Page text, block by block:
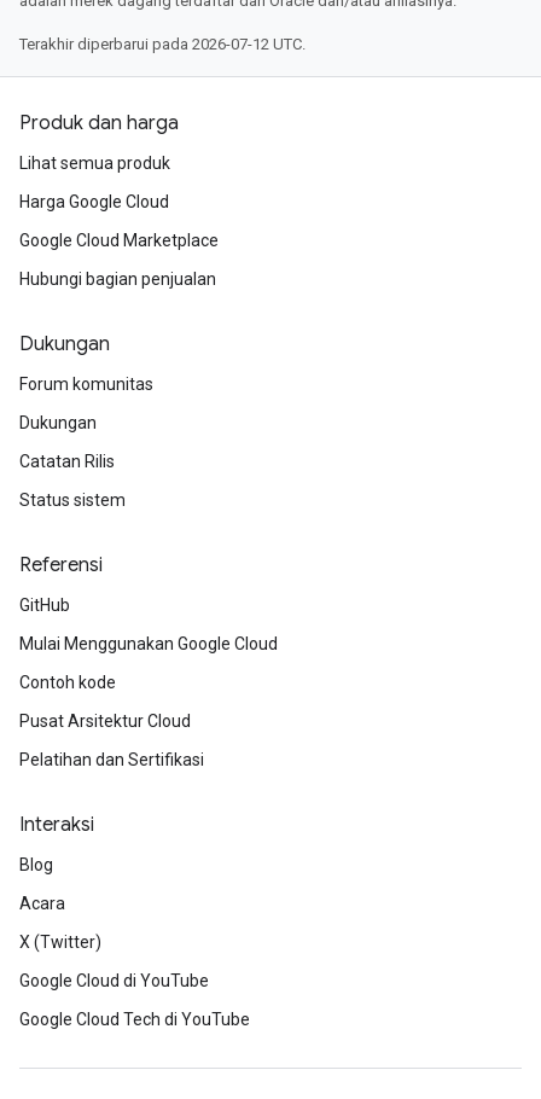
Terakhir diperbarui pada 2026-07-12 UTC.
Produk dan harga
Lihat semua produk
Harga Google Cloud
Google Cloud Marketplace
Hubungi bagian penjualan
Dukungan
Forum komunitas
Dukungan
Catatan Rilis
Status sistem
Referensi
GitHub
Mulai Menggunakan Google Cloud
Contoh kode
Pusat Arsitektur Cloud
Pelatihan dan Sertifikasi
Interaksi
Blog
Acara
X (Twitter)
Google Cloud di YouTube
Google Cloud Tech di YouTube